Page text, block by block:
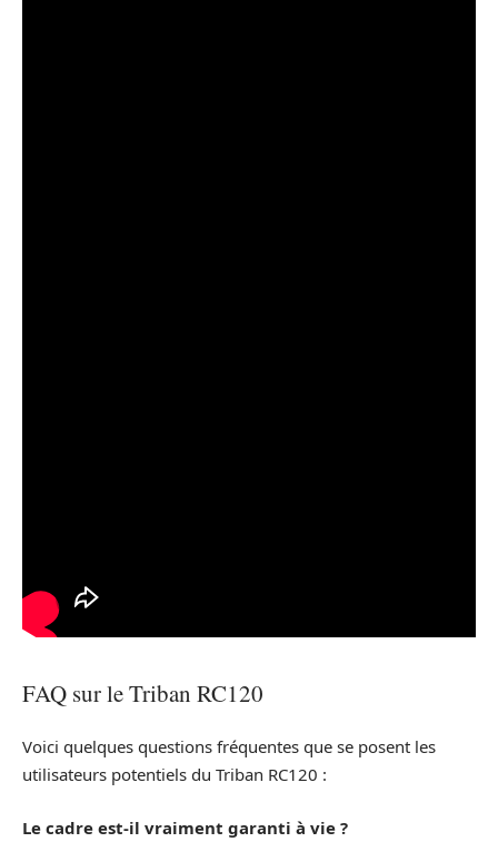
FAQ sur le Triban RC120
Voici quelques questions fréquentes que se posent les
utilisateurs potentiels du Triban RC120 :
Le cadre est-il vraiment garanti à vie ?